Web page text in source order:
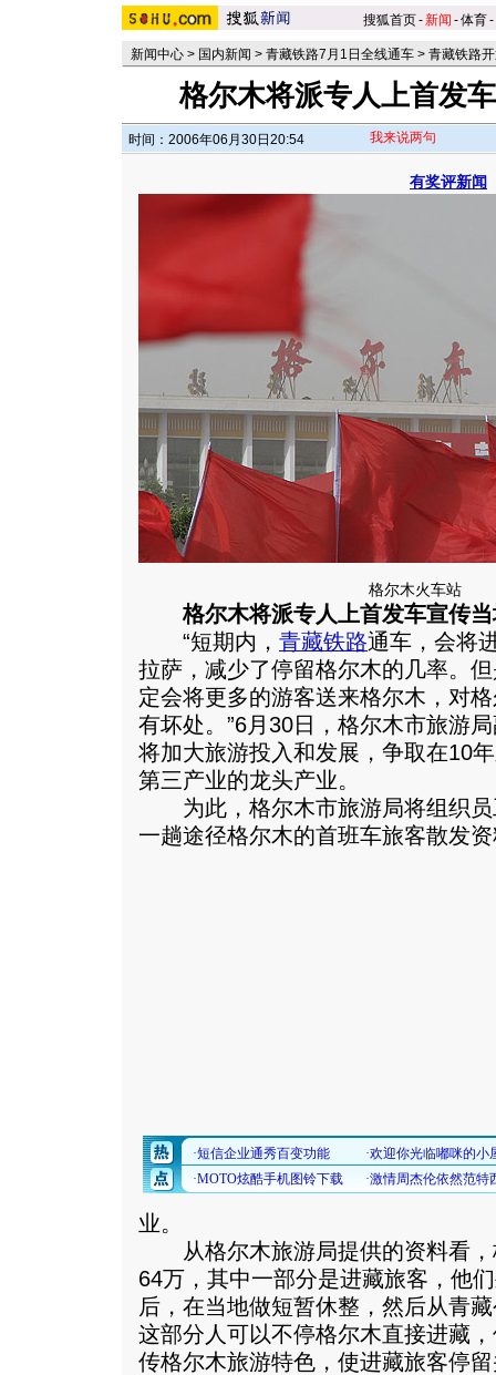
搜狐首页-新闻 -体育-
新闻中心 > 国内新闻 > 青藏铁路7月1日全线通车 > 青藏铁路
格尔木将派专人上首发
时间：2006年06月30日20:54 我来说两句
有奖评新闻
格尔木火车站
格尔木将派专人上首发车宣传当
“短期内， 青藏铁路通车，会将
拉萨，减少了停留格尔木的几率。
定会将更多的游客送来格尔木，对
有坏处。”6月30日，格尔木市旅游
将加大旅游投入和发展，争取在10
第三产业的龙头产业。
为此，格尔木市旅游局将组织员
一趟途径格尔木的首班车旅客散发
业。
从格尔木旅游局提供的资料看，
64万，其中一部分是进藏旅客，他
后，在当地做短暂休整，然后从青
这部分人可以不停格尔木直接进藏
传格尔木旅游特色，使进藏旅客停